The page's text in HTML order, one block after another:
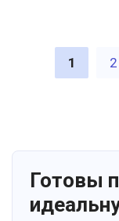
1 2
Готовы